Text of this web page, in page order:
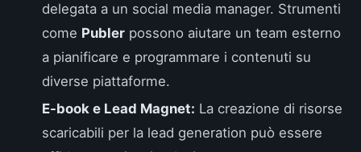
delegata a un social media manager. Strumenti
come Publer possono aiutare un team esterno
a pianificare e programmare i contenuti su
diverse piattaforme.
E-book e Lead Magnet: La creazione di risorse
scaricabili per la lead generation può essere